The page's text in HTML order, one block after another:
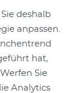
deshalb
anpassen.
hat,
Sie
Analytics